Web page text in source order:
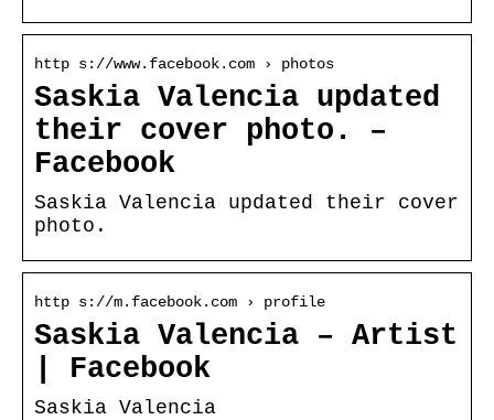
http s://www.facebook.com › photos
Saskia Valencia updated
their cover photo. –
Facebook
Saskia Valencia updated their cover
photo.
http s://m.facebook.com › profile
Saskia Valencia – Artist
| Facebook
Saskia Valencia